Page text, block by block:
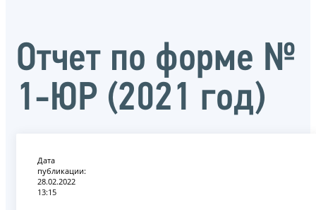
Отчет по форме №
1-ЮР (2021 год)
Дата
публикации:
28.02.2022
13:15